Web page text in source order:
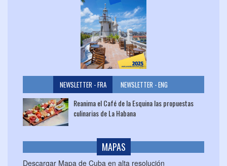
NEWSLETTER - FRA NEWSLETTER - ENG
Reanima el Café de la Esquina las propuestas
culinarias de La Habana
MAPAS
Descargar Mapa de Cuba en alta resolución